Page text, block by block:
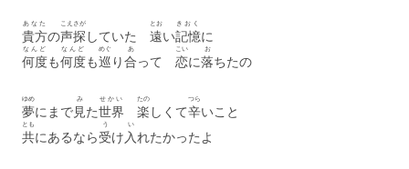
貴方
あなた
の声
こえ
探
さが
していた 遠
とお
い記憶
きおく
に
何度
なんど
も何度
なんど
も巡
めぐ
り合
あ
って 恋
こい
に落
お
ちたの
夢
ゆめ
にまで見
み
た世界
せかい
楽
たの
しくて辛
つら
いこと
共
とも
にあるなら受
う
け入
い
れたかったよ